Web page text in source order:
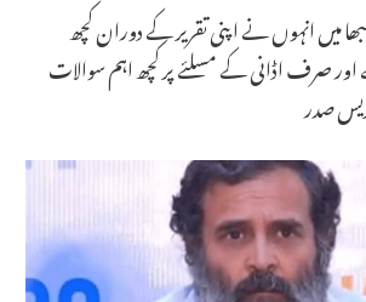
میں انہوں نے اپنی تقریر کے دوران کچھ
اور صرف اڈانی کے مسلئے پر کچھ اہم سوالات
صدر